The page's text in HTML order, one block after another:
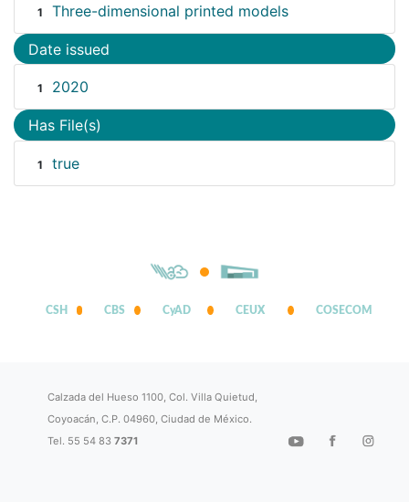
1 Three-dimensional printed models
Date issued
1 2020
Has File(s)
1 true
CSH CBS CyAD CEUX COSECOM
Calzada del Hueso 1100, Col. Villa Quietud,
Coyoacán, C.P. 04960, Ciudad de México.
Tel. 55 54 837371